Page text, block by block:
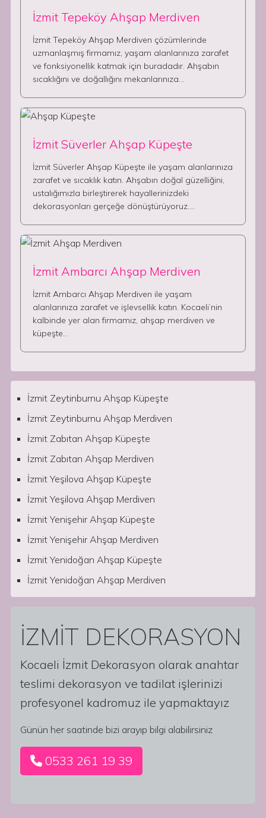
İzmit Tepeköy Ahşap Merdiven
İzmit Tepeköy Ahşap Merdiven çözümlerinde
uzmanlaşmış firmamız, yaşam alanlarınıza zarafet
ve fonksiyonellik katmak için buradadır. Ahşabın
sıcaklığını ve doğallığını mekanlarınıza…
İzmit Süverler Ahşap Küpeşte
İzmit Süverler Ahşap Küpeşte ile yaşam alanlarınıza
zarafet ve sıcaklık katın. Ahşabın doğal güzelliğini,
ustalığımızla birleştirerek hayallerinizdeki
dekorasyonları gerçeğe dönüştürüyoruz.…
İzmit Ambarcı Ahşap Merdiven
İzmit Ambarcı Ahşap Merdiven ile yaşam
alanlarınıza zarafet ve işlevsellik katın. Kocaeli’nin
kalbinde yer alan firmamız, ahşap merdiven ve
küpeşte…
İzmit Zeytinburnu Ahşap Küpeşte
İzmit Zeytinburnu Ahşap Merdiven
İzmit Zabıtan Ahşap Küpeşte
İzmit Zabıtan Ahşap Merdiven
İzmit Yeşilova Ahşap Küpeşte
İzmit Yeşilova Ahşap Merdiven
İzmit Yenişehir Ahşap Küpeşte
İzmit Yenişehir Ahşap Merdiven
İzmit Yenidoğan Ahşap Küpeşte
İzmit Yenidoğan Ahşap Merdiven
İZMİT DEKORASYON
Kocaeli İzmit Dekorasyon olarak anahtar
teslimi dekorasyon ve tadilat işlerinizi
profesyonel kadromuz ile yapmaktayız
Günün her saatinde bizi arayıp bilgi alabilirsiniz
0533 261 19 39